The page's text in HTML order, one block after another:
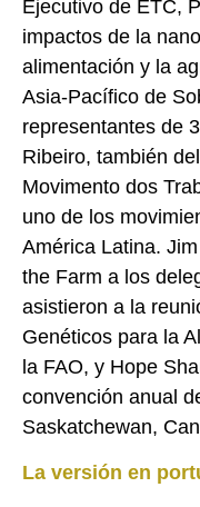
Ejecutivo de ETC,
impactos de la
alimentación y la
Asia-Pacífico de
representantes de
Ribeiro, también
Movimento dos
uno de los
América Latina.
the Farm a los
asistieron a la
Genéticos para la
la FAO, y Hope
convención anual
Saskatchewan,
La versión en